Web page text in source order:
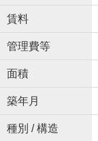
賃料
管理費等
面積
築年月
種別 / 構造